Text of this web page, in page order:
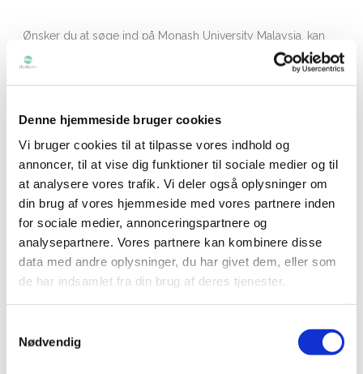
Denne hjemmeside bruger cookies
Vi bruger cookies til at tilpasse vores indhold og
annoncer, til at vise dig funktioner til sociale medier og til
at analysere vores trafik. Vi deler også oplysninger om
din brug af vores hjemmeside med vores partnere inden
for sociale medier, annonceringspartnere og
analysepartnere. Vores partnere kan kombinere disse
data med andre oplysninger, du har givet dem, eller som
de har indsamlet fra din brug af deres tjenester.
Nødvendig
Ønsker du at søge ind på Monash University Malaysia, kan
Studysea hjælpe dig. For at benytte dig gratis af Studysea’s
vores vejledning nøje. Har du ved en fejl kommet til at
indsende din ansøgning direkte, så tag kontakt til Studysea
hurtigst muligt. Her kan du læse mere omfordele ved at søge
via Studyseaog se hvorfor vores hjælp er gratis.
Ved Studysea, har du under hele forløbet, adgang til personlig
vejledning. Udover hjælp til ansøgningen, kan vi bl.a. hjælpe
og vejlede dig omkring SU godkendelse, udlandsstipendium,
forsikring, legater og meget mere. Hvis du er klar til at ansøge,
Du bliver herefter kontaktet af din personlige vejleder fra
Studysea som vil guide dig igennem forløbet.